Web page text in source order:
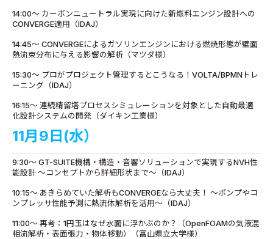
14:00～ カーボンニュートラル実現に向けた新燃料エンジン設計への
CONVERGE適用（IDAJ）
14:45～ CONVERGEによるガソリンエンジンにおける燃焼形態が壁面
熱流束分布に与える影響の解析（マツダ様）
15:30～ プロがプロジェクト管理するとこうなる！VOLTA/BPMNトレ
ーニング（IDAJ）
16:15～ 連続精留塔プロセスシミュレーションを対象とした自動最適
化設計システムの開発（ダイキン工業様）
11月9日(水）
9:30～ GT-SUITE機構・構造・音響ソリューションで実現するNVH性
能設計 ～コンセプトから詳細形状まで～（IDAJ）
10:15～ あきらめていた解析もCONVERGEなら大丈夫！ ～ポンプやコ
ンプレッサ性能予測に熱流体解析を活用～（IDAJ）
11:00～ 再考：1円玉はなぜ水面に浮かぶのか？（OpenFOAMの気液混
相流解析・表面張力・物体移動）（富山県立大学様）